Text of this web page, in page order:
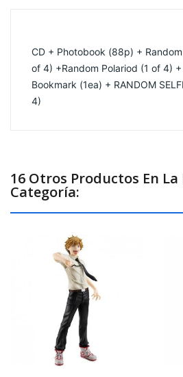
CD + Photobook (88p) +
of 4) +Random Polariod (1 of 4)
Bookmark (1ea) + RANDOM
4)
16 Otros Productos En
Categoría: